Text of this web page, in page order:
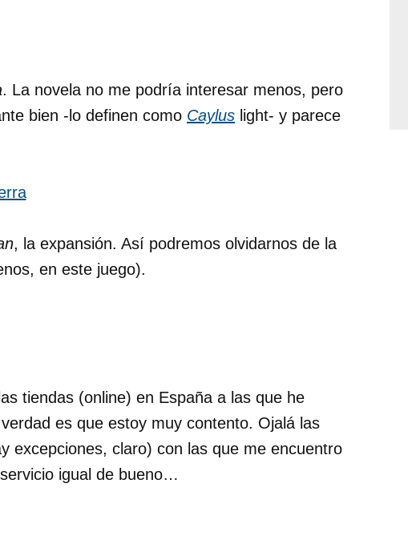
. La novela no me podría interesar menos, pero
bien -lo definen como Caylus light- y parece
, la expansión. Así podremos olvidarnos de la
en este juego).
tiendas (online) en España a las que he
es que estoy muy contento. Ojalá las
excepciones, claro) con las que me encuentro
igual de bueno…